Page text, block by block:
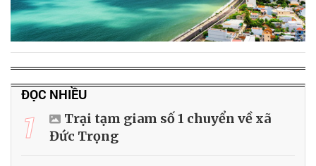
ĐỌC NHIỀU
1
Trại tạm giam số 1 chuyển về xã
Đức Trọng